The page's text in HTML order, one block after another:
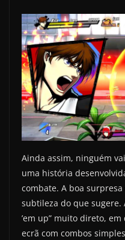
Ainda assim, ninguém
uma história
combate. A boa
subtileza do que sugere.
’em up” muito direto,
ecrã com combos